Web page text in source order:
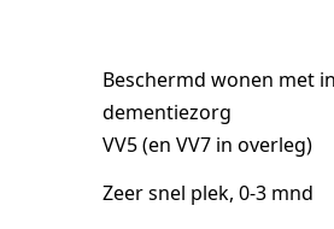
Beschermd wonen met
dementiezorg
Zeer snel plek, 0-3 mnd
VV5 (en VV7 in overleg)